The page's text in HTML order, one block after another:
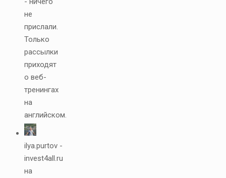
не
прислали.
Только
рассылки
приходят
о веб-
тренингах
на
английском.
ilya.purtov -
invest4all.ru
на